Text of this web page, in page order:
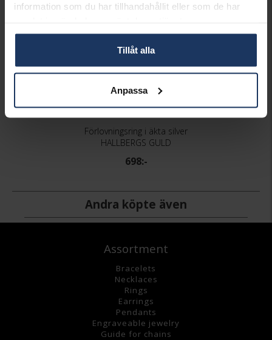
information som du har tillhandahållit eller som de har
Tillåt alla
Anpassa
Förlovningsring i äkta silver
HALLBERGS GULD
698:-
Andra köpte även
Assortment
Bracelets
Necklaces
Rings
Earrings
Pendants
Engraveable jewelry
Guide for chains